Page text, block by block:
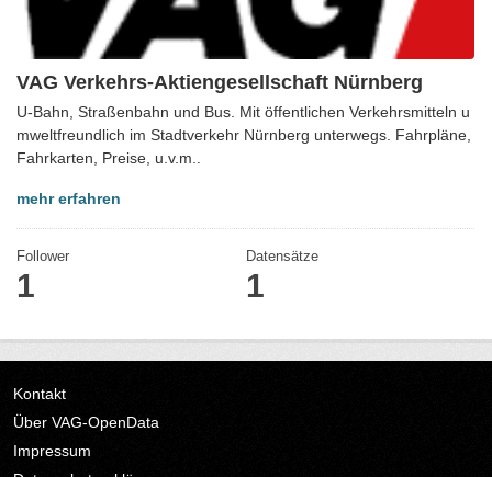
VAG Verkehrs-Aktiengesellschaft Nürnberg
U-Bahn, Straßenbahn und Bus. Mit öffentlichen Verkehrsmitteln u
mweltfreundlich im Stadtverkehr Nürnberg unterwegs. Fahrpläne,
Fahrkarten, Preise, u.v.m..
mehr erfahren
Follower
1
Datensätze
1
Kontakt
Über VAG-OpenData
Impressum